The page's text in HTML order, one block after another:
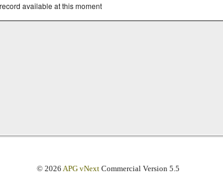
available at this moment
© 2026APG vNext Commercial Version 5.5